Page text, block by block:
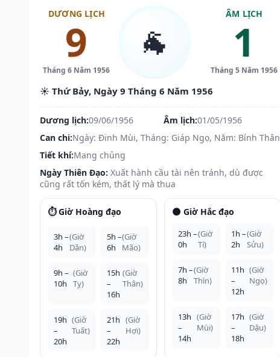
DƯƠNG LỊCH
9
Tháng 6 Năm 1956
🐐
ÂM LỊCH
1
Tháng 5 Năm 1956
☀️ Thứ Bảy, Ngày 9 Tháng 6 Năm 1956
Dương lịch:09/06/1956 Âm lịch:01/05/1956
Can chi:Ngày: Đinh Mùi, Tháng: Giáp Ngọ, Năm: Bính Thân
Tiết khí:Mang chủng
Ngày Thiên Đạo: Xuất hành cầu tài nên tránh, dù được
cũng rất tốn kém, thất lý mà thua
⏱️ Giờ Hoàng đạo
3h –
4h
(Giờ
Dần)
5h –
6h
(Giờ
Mão)
9h –
10h
(Giờ
Tỵ)
15h
–
16h
(Giờ
Thân)
19h
–
20h
(Giờ
Tuất)
21h
–
22h
(Giờ
Hợi)
🌑 Giờ Hắc đạo
23h –
0h
(Giờ
Tí)
1h –
2h
(Giờ
Sửu)
7h –
8h
(Giờ
Thìn)
11h
–
12h
(Giờ
Ngọ)
13h
–
14h
(Giờ
Mùi)
17h
–
18h
(Giờ
Dậu)